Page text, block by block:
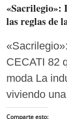
«Sacrilegio»:
las reglas de
CECATI 82
moda La
viviendo
Comparte esto: